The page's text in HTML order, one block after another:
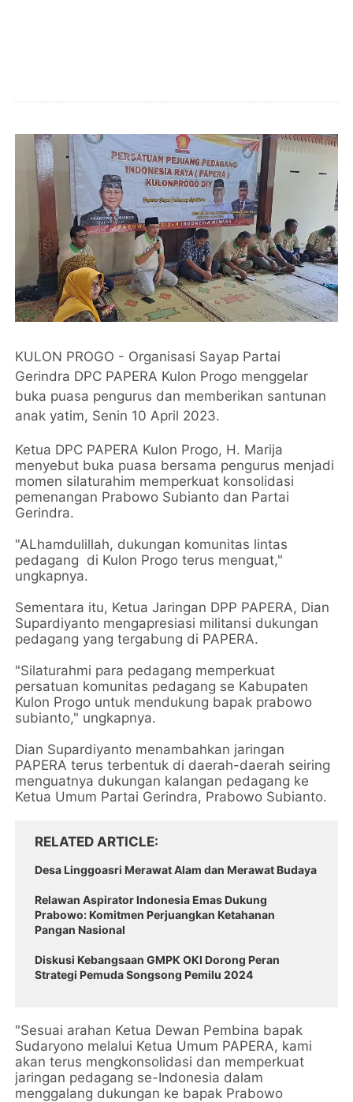
KULON PROGO - Organisasi Sayap Partai
Gerindra DPC PAPERA Kulon Progo menggelar
buka puasa pengurus dan memberikan santunan
anak yatim, Senin 10 April 2023.
Ketua DPC PAPERA Kulon Progo, H. Marija
menyebut buka puasa bersama pengurus menjadi
momen silaturahim memperkuat konsolidasi
pemenangan Prabowo Subianto dan Partai
Gerindra.
"ALhamdulillah, dukungan komunitas lintas
pedagang di Kulon Progo terus menguat,"
ungkapnya.
Sementara itu, Ketua Jaringan DPP PAPERA, Dian
Supardiyanto mengapresiasi militansi dukungan
pedagang yang tergabung di PAPERA.
"Silaturahmi para pedagang memperkuat
persatuan komunitas pedagang se Kabupaten
Kulon Progo untuk mendukung bapak prabowo
subianto," ungkapnya.
Dian Supardiyanto menambahkan jaringan
PAPERA terus terbentuk di daerah-daerah seiring
menguatnya dukungan kalangan pedagang ke
Ketua Umum Partai Gerindra, Prabowo Subianto.
RELATED ARTICLE
Desa Linggoasri Merawat Alam dan Merawat Budaya
Relawan Aspirator Indonesia Emas Dukung
Prabowo: Komitmen Perjuangkan Ketahanan
Pangan Nasional
Diskusi Kebangsaan GMPK OKI Dorong Peran
Strategi Pemuda Songsong Pemilu 2024
"Sesuai arahan Ketua Dewan Pembina bapak
Sudaryono melalui Ketua Umum PAPERA, kami
akan terus mengkonsolidasi dan memperkuat
jaringan pedagang se-Indonesia dalam
menggalang dukungan ke bapak Prabowo